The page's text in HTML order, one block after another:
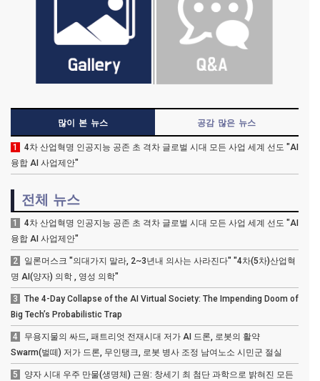
많이 본 뉴스 공감 많은 뉴스
1
4차 산업혁명 인공지능 공존 초 격차 글로벌 시대 모든 사업 세계 선도 "AI
융합 AI 사업제안"
전체 뉴스
1
4차 산업혁명 인공지능 공존 초 격차 글로벌 시대 모든 사업 세계 선도 "AI
융합 AI 사업제안"
2
일론머스크 "의대가지 말라, 2~3년내 의사는 사라진다" "4차(5차)산업혁
명 AI(양자) 의학 , 영성 의학"
3
The 4-Day Collapse of the AI Virtual Society: The Impending Doom of
Big Tech’s Probabilistic Trap
4
무용지물의 싸드, 패트리엇 전재시대 저가 AI 드론, 로봇의 활약
Swarm(벌떼) 저가 드론, 무인탱크, 로봇 병사 조정 남여노소 시민군 절실
5
양자 시대 우주 만물(생명체) 근원: 창세기 최 첨단 과학으로 밝혀진 모든